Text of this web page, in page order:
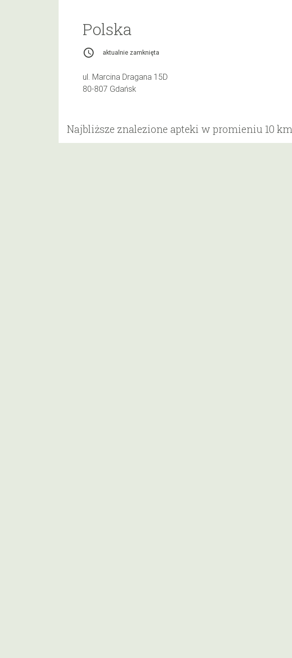
Polska
access_time aktualnie zamknięta
ul. Marcina Dragana 15D
80-807 Gdańsk
Najbliższe znalezione apteki w promieniu 10 km